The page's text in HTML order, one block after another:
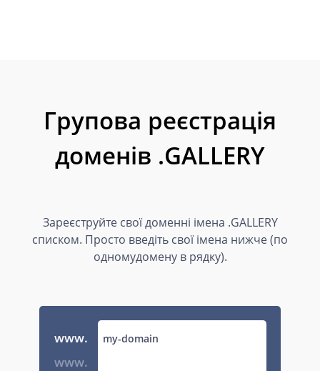
Групова реєстрація
доменів .GALLERY
Зареєструйте свої доменні імена .GALLERY
списком. Просто введіть свої імена нижче (по
одномудомену в рядку).
www.
www.